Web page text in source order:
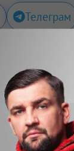
Телеграм